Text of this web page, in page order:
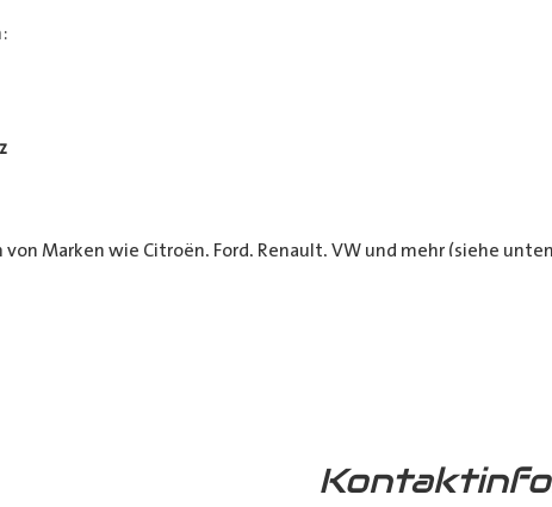
Marken wie Citroën, Ford, Renault, VW und mehr (siehe
sowie Transportunternehmen. Unsere Verkleidungen
in Top-Zustand bleibt.